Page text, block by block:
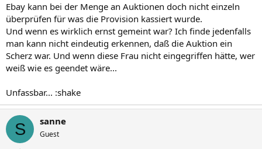
Ebay kann bei der Menge an Auktionen doch nicht einzeln
überprüfen für was die Provision kassiert wurde.
Und wenn es wirklich ernst gemeint war? Ich finde jedenfalls
man kann nicht eindeutig erkennen, daß die Auktion ein
Scherz war. Und wenn diese Frau nicht eingegriffen hätte, wer
weiß wie es geendet wäre...
Unfassbar... :shake
S sanne
Guest